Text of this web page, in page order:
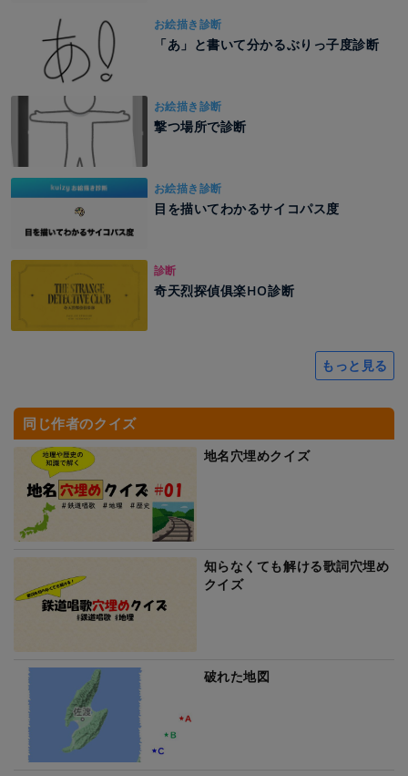
お絵描き診断
「あ」と書いて分かるぶりっ子度診断
お絵描き診断
撃つ場所で診断
お絵描き診断
目を描いてわかるサイコパス度
診断
奇天烈探偵俱楽HO診断
もっと見る
同じ作者のクイズ
地名穴埋めクイズ
知らなくても解ける歌詞穴埋め
クイズ
破れた地図